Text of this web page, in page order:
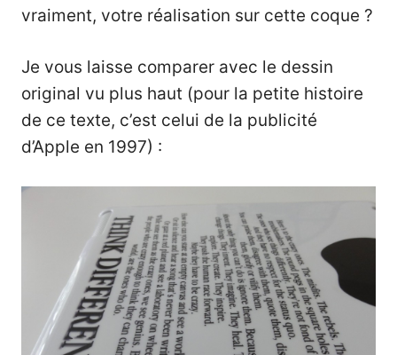
vraiment, votre réalisation sur cette coque ?
Je vous laisse comparer avec le dessin
original vu plus haut (pour la petite histoire
de ce texte, c’est celui de la publicité
d’Apple en 1997) :